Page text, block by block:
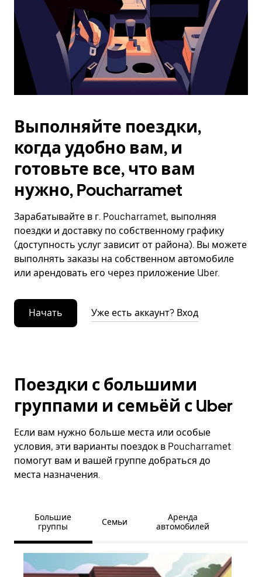
Выполняйте поездки,
когда удобно вам, и
готовьте все, что вам
нужно, Poucharramet
Зарабатывайте в г. Poucharramet, выполняя
поездки и доставку по собственному графику
(доступность услуг зависит от района). Вы можете
выполнять заказы на собственном автомобиле
или арендовать его через приложение Uber.
Начать Уже есть аккаунт? Вход
Поездки с большими
группами и семьёй с Uber
Если вам нужно больше места или особые
условия, эти варианты поездок в Poucharramet
помогут вам и вашей группе добраться до
места назначения.
Большие
группы
Семьи
Аренда
автомобилей